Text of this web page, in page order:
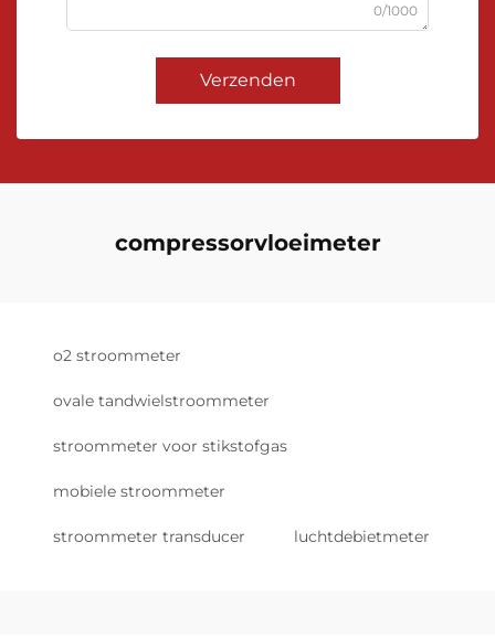
0/1000
Verzenden
compressorvloeimeter
o2 stroommeter
ovale tandwielstroommeter
stroommeter voor stikstofgas
mobiele stroommeter
stroommeter transducer luchtdebietmeter